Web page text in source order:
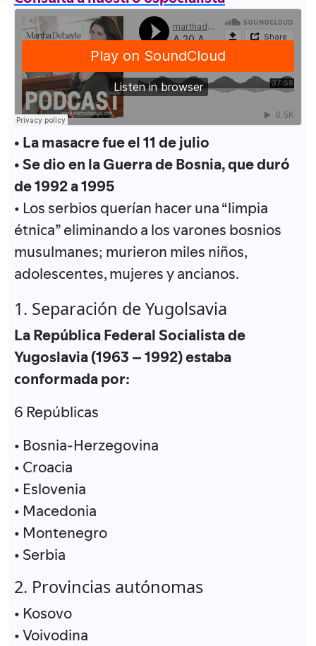
• La masacre fue el 11 de julio
• Se dio en la Guerra de Bosnia, que duró
de 1992 a 1995
• Los serbios querían hacer una “limpia
étnica” eliminando a los varones bosnios
musulmanes; murieron miles niños,
adolescentes, mujeres y ancianos.
1. Separación de Yugolsavia
La República Federal Socialista de
Yugoslavia (1963 – 1992) estaba
conformada por:
6 Repúblicas
• Bosnia-Herzegovina
• Croacia
• Eslovenia
• Macedonia
• Montenegro
• Serbia
2. Provincias autónomas
• Kosovo
• Voivodina